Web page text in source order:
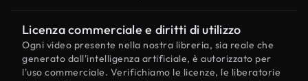
Licenza commerciale e diritti di utilizzo
Ogni video presente nella nostra libreria, sia reale che
generato dall'intelligenza artificiale, è autorizzato per
l'uso commerciale. Verifichiamo le licenze, le liberatorie